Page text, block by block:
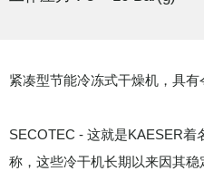
紧凑型节能冷冻式干燥机，具
SECOTEC - 这就是KAESER着
称，这些冷干机长期以来因其